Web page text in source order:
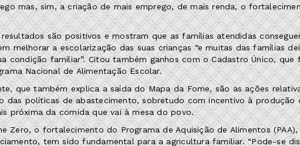
mas, sim, a criação de mais emprego, de mais renda, o
são positivos e mostram que as famílias atendidas
melhorar a escolarização das suas crianças “e muitas das famílias
condição familiar”. Citou também ganhos com o Cadastro Único, que
Nacional de Alimentação Escolar.
que também explica a saída do Mapa da Fome, são as ações
das políticas de abastecimento, sobretudo com incentivo à produção
próxima da comida que vai à mesa do povo.
Zero, o fortalecimento do Programa de Aquisição de Alimentos (PAA),
tem sido fundamental para a agricultura familiar. “Pode-se